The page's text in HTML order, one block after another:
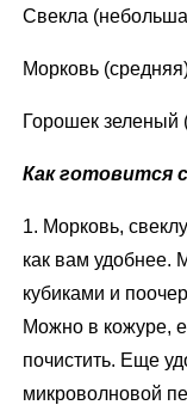
Свекла
Морковь
Горошек зеленый
Как готовится
1. Морковь,
как вам удобнее.
кубиками и
Можно в кожуре,
почистить. Еще
микроволновой